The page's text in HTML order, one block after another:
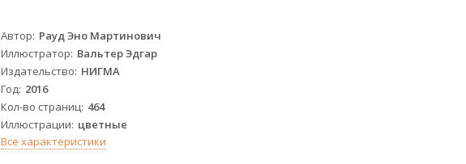
Автор Рауд Эно Мартинович
Иллюстратор Вальтер Эдгар
Издательство НИГМА
Год 2016
Кол-во страниц 464
Иллюстрации цветные
Все характеристики